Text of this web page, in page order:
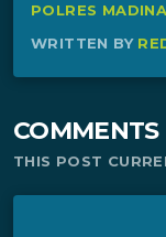
POLRES MADINA
WRITTEN BY
COMMENTS
THIS POST